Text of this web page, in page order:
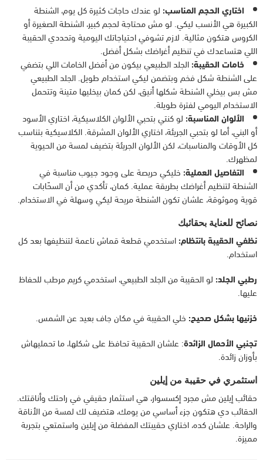
اختاري الحجم المناسب: لو عندك حاجات كثيرة كل يوم، الشنطة
الكبيرة هي الأنسب ليكي. لو مش محتاجة لحجم كبير، الشنطة الصغيرة أو
الكروس هتكون مثالية. لازم تشوفي احتياجاتك اليومية وتحددي الحقيبة
اللي هتساعدك في تنظيم أغراضك بشكل أفضل.
خامات الحقيبة:الجلد الطبيعي بيكون من أفضل الخامات اللي بتضفي
على الشنطة شكل فخم وبتضمن ليكي استخدام طويل. الجلد الطبيعي
مش بس بيخلي الشنطة شكلها أنيق، لكن كمان بيخليها متينة وتتحمل
الاستخدام اليومي لفترة طويلة.
الألوان المناسبة: لو كنتي بتحبي الألوان الكلاسيكية، اختاري الأسود
أو البني، أما لو بتحبي الجريئة، اختاري الألوان المشرقة. الكلاسيكية بتناسب
كل الأوقات والمناسبات، لكن الألوان الجريئة بتضيف لمسة من الحيوية
لمظهرك.
التفاصيل العملية: خليكي حريصة على وجود جيوب مناسبة في
الشنطة لتنظيم أغراضك بطريقة عملية. كمان، تأكدي من أن السحّابات
قوية وموثوقة، علشان تكون الشنطة مريحة ليكي وسهلة في الاستخدام.
نصائح للعناية بحقائبك
نظفي الحقيبة بانتظام:استخدمي قطعة قماش ناعمة لتنظيفها بعد كل
استخدام.
رطبي الجلد: لو الحقيبة من الجلد الطبيعي، استخدمي كريم مرطب للحفاظ
عليها.
خزنيها بشكل صحيح: خلي الحقيبة في مكان جاف بعيد عن الشمس.
تجنبي الأحمال الزائدة: علشان الحقيبة تحافظ على شكلها، ما تحمليهاش
بأوزان زائدة.
استثمري في حقيبة من إيلين
حقائب إيلين مش مجرد إكسسوار، هي استثمار حقيقي في راحتك وأناقتك.
الحقائب دي هتكون جزء أساسي من يومك، هتضيف لك لمسة من الأناقة
والراحة. علشان كده، اختاري حقيبتك المفضلة من إيلين واستمتعي بتجربة
مميزة.